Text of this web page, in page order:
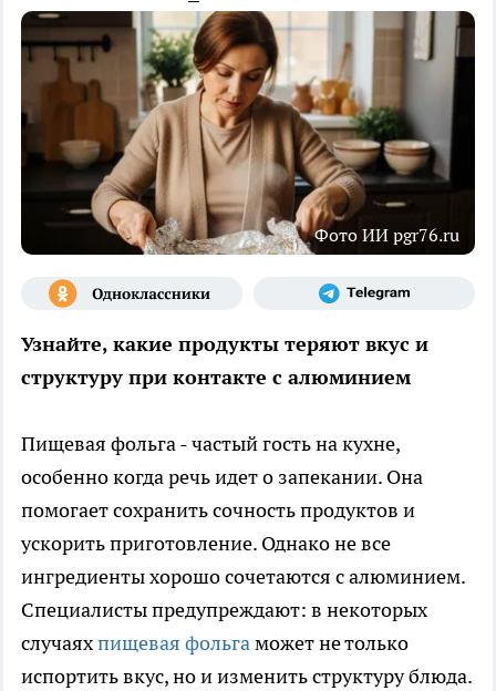
Фото ИИ pgr76.ru
Узнайте, какие продукты теряют вкус и
структуру при контакте с алюминием
Пищевая фольга - частый гость на кухне,
особенно когда речь идет о запекании. Она
помогает сохранить сочность продуктов и
ускорить приготовление. Однако не все
ингредиенты хорошо сочетаются с алюминием.
Специалисты предупреждают: в некоторых
случаяхпищевая фольгаможет не только
испортить вкус, но и изменить структуру блюда.